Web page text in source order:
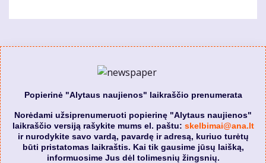
Popierinė "Alytaus naujienos" laikraščio prenumerata
Norėdami užsiprenumeruoti popierinę "Alytaus naujienos"
laikraščio versiją rašykite mums el. paštu: skelbimai@ana.lt
ir nurodykite savo vardą, pavardę ir adresą, kuriuo turėtų
būti pristatomas laikraštis. Kai tik gausime jūsų laišką,
informuosime Jus dėl tolimesnių žingsnių.